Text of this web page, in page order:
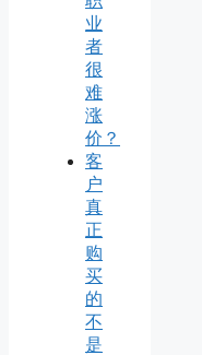
业
者
很
难
涨
价？
客
户
真
正
购
买
的
不
是